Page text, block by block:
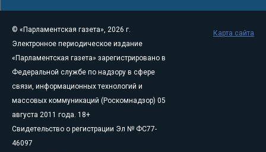
© «Парламентская газета», 2026 г.
Электронное периодическое издание
«Парламентская газета» зарегистрировано в
Федеральной службе по надзору в сфере
связи, информационных технологий и
массовых коммуникаций (Роскомнадзор) 05
августа 2011 года. 18+
Свидетельство о регистрации Эл № ФС77-
46097
Карта сайта